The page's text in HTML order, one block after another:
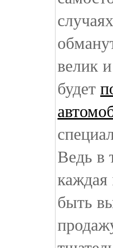
велик
будет
Ведь в
быть